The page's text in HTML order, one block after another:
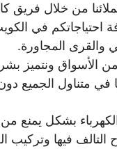
من خلال فريق
احتياجاتكم في
والقرى المجاورة.
الأسواق ونتميز
في متناول الجميع
بشكل يمنع
فيها وتركيب